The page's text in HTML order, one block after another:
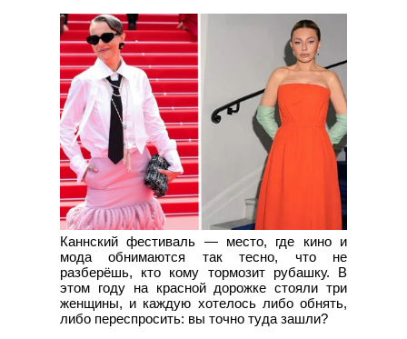
Каннский фестиваль — место, где кино и
мода обнимаются так тесно, что не
разберёшь, кто кому тормозит рубашку. В
этом году на красной дорожке стояли три
женщины, и каждую хотелось либо обнять,
либо переспросить: вы точно туда зашли?